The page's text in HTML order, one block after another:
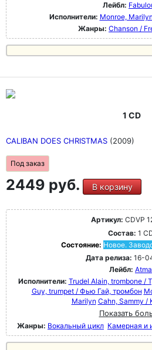
Лейбл:
Исполнители: Monroe,
Жанры: Chanson /
1 CD
CALIBAN DOES CHRISTMAS (2009)
Под заказ
2449 руб. В корзину
Артикул: CDVP
Состав: 1
Состояние: Новое.
Дата релиза: 16-
Лейбл: Atma
Исполнители: Trudel Alain, trombone /
Guy, trumpet / Фью Гай, тромбон
Marilyn Cahn, Sammy
Показать
Жанры: Вокальный цикл Камерная и